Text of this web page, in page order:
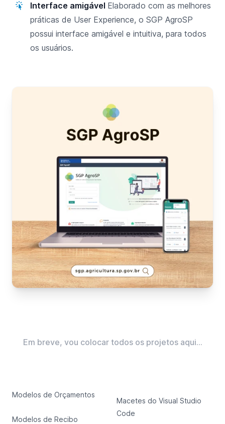
Interface amigável Elaborado com as melhores
práticas de User Experience, o SGP AgroSP
possui interface amigável e intuitiva, para todos
os usuários.
Em breve, vou colocar todos os projetos aqui...
Modelos de Orçamentos
Modelos de Recibo
Macetes do Visual Studio
Code